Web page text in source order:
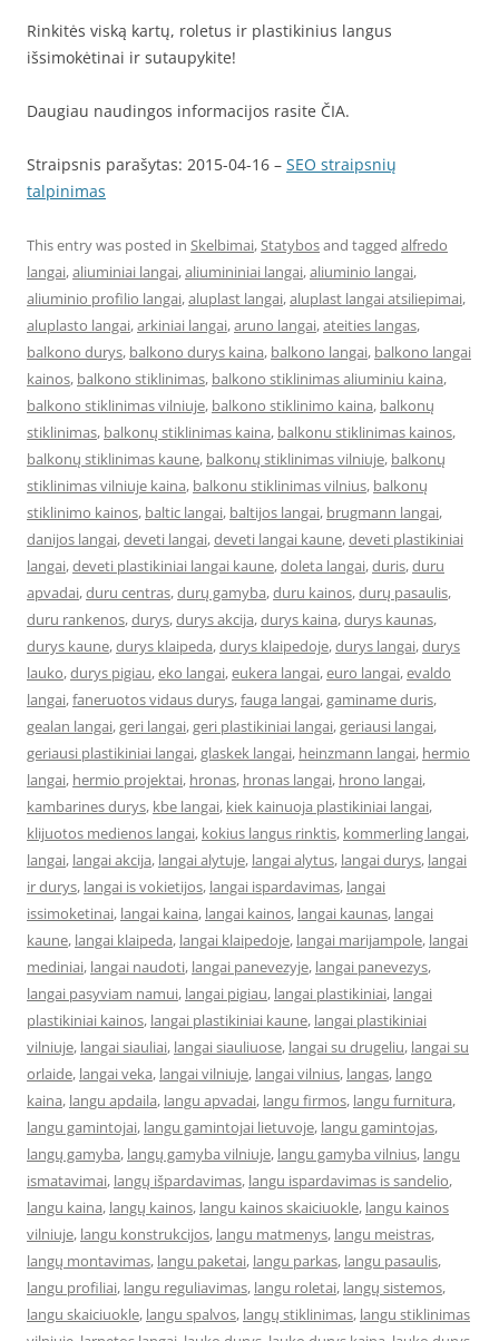
Rinkitės viską kartų, roletus ir plastikinius langus
išsimokėtinai ir sutaupykite!
Daugiau naudingos informacijos rasite ČIA.
Straipsnis parašytas: 2015-04-16 – SEO straipsnių
talpinimas
This entry was posted in Skelbimai,Statybosand tagged alfredo
langai,aliuminiai langai,aliumininiai langai,aliuminio langai,
aliuminio profilio langai,aluplast langai,aluplast langai atsiliepimai,
aluplasto langai,arkiniai langai,aruno langai,ateities langas,
balkono durys, balkono durys kaina, balkono langai, balkono langai
kainos, balkono stiklinimas, balkono stiklinimas aliuminiu kaina,
balkono stiklinimas vilniuje, balkono stiklinimo kaina, balkonų
stiklinimas, balkonų stiklinimas kaina, balkonu stiklinimas kainos,
balkonų stiklinimas kaune, balkonų stiklinimas vilniuje, balkonų
stiklinimas vilniuje kaina, balkonu stiklinimas vilnius, balkonų
stiklinimo kainos, baltic langai, baltijos langai, brugmann langai,
danijos langai,deveti langai,deveti langai kaune,deveti plastikiniai
langai,deveti plastikiniai langai kaune,doleta langai,duris,duru
apvadai,duru centras,durų gamyba,duru kainos,durų pasaulis,
duru rankenos,durys,durys akcija,durys kaina,durys kaunas,
durys kaune,durys klaipeda,durys klaipedoje,durys langai,durys
lauko,durys pigiau,eko langai,eukera langai,euro langai,evaldo
langai,faneruotos vidaus durys,fauga langai,gaminame duris,
gealan langai,geri langai,geri plastikiniai langai,geriausi langai,
geriausi plastikiniai langai,glaskek langai, heinzmann langai, hermio
langai, hermio projektai, hronas, hronas langai, hrono langai,
kambarines durys, kbe langai, kiek kainuoja plastikiniai langai,
klijuotos medienos langai, kokius langus rinktis, kommerling langai,
langai, langai akcija, langai alytuje, langai alytus, langai durys, langai
ir durys, langai is vokietijos, langai ispardavimas, langai
issimoketinai, langai kaina, langai kainos, langai kaunas, langai
kaune, langai klaipeda, langai klaipedoje, langai marijampole, langai
mediniai, langai naudoti, langai panevezyje, langai panevezys,
langai pasyviam namui, langai pigiau, langai plastikiniai, langai
plastikiniai kainos, langai plastikiniai kaune, langai plastikiniai
vilniuje, langai siauliai, langai siauliuose, langai su drugeliu, langai su
orlaide, langai veka, langai vilniuje, langai vilnius, langas, lango
kaina, langu apdaila, langu apvadai, langu firmos, langu furnitura,
langu gamintojai, langu gamintojai lietuvoje, langu gamintojas,
langų gamyba, langų gamyba vilniuje, langu gamyba vilnius, langu
ismatavimai, langų išpardavimas, langu ispardavimas is sandelio,
langu kaina, langų kainos, langu kainos skaiciuokle, langu kainos
vilniuje, langu konstrukcijos, langu matmenys, langu meistras,
langų montavimas, langu paketai, langu parkas, langu pasaulis,
langu profiliai, langu reguliavimas, langu roletai, langų sistemos,
langu skaiciuokle, langu spalvos, langų stiklinimas, langu stiklinimas